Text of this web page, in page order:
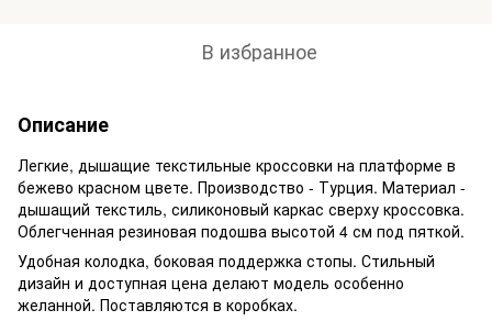
В избранное
Описание
Легкие, дышащие текстильные кроссовки на платформе в
бежево красном цвете. Производство - Турция. Материал -
дышащий текстиль, силиконовый каркас сверху кроссовка.
Облегченная резиновая подошва высотой 4 см под пяткой.
Удобная колодка, боковая поддержка стопы. Стильный
дизайн и доступная цена делают модель особенно
желанной. Поставляются в коробках.